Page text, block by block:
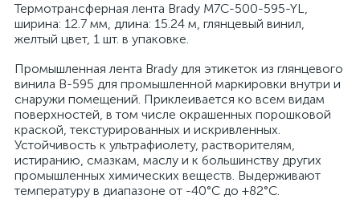
Термотрансферная лента Brady M7C-500-595-YL,
ширина: 12.7 мм, длина: 15.24 м, глянцевый винил,
желтый цвет, 1 шт. в упаковке.
Промышленная лента Brady для этикеток из глянцевого
винила B-595 для промышленной маркировки внутри и
снаружи помещений. Приклеивается ко всем видам
поверхностей, в том числе окрашенных порошковой
краской, текстурированных и искривленных.
Устойчивость к ультрафиолету, растворителям,
истиранию, смазкам, маслу и к большинству других
промышленных химических веществ. Выдерживают
температуру в диапазоне от -40°C до +82°C.